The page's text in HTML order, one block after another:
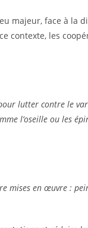
majeur, face à la
contexte, les
lutter contre le
l’oseille ou
mises en œuvre :